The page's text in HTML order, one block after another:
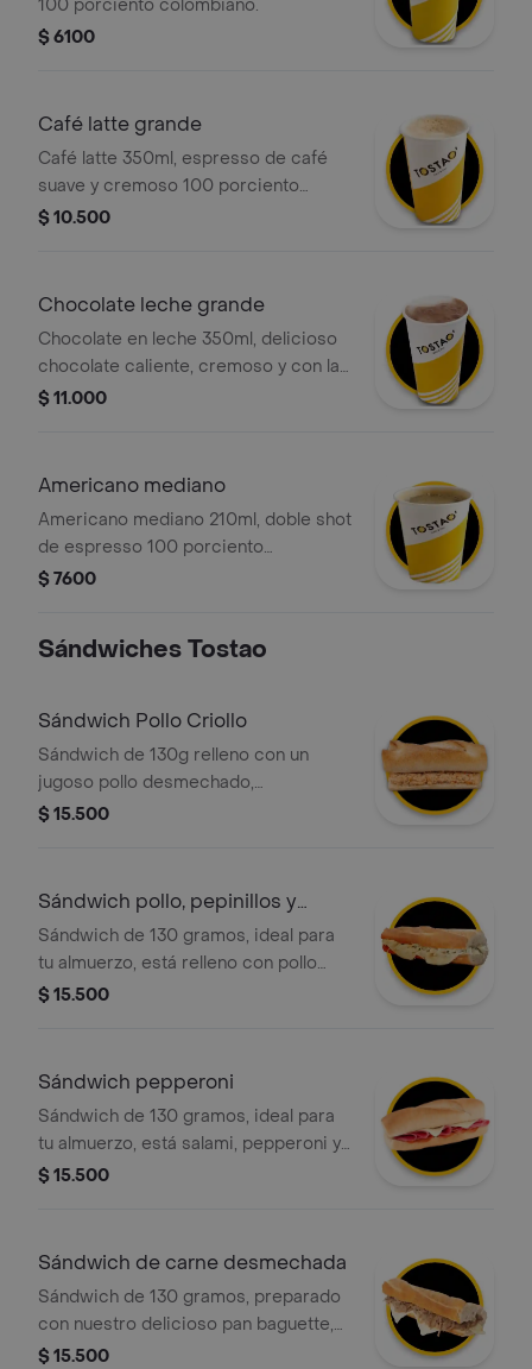
100 porciento colombiano.
$ 6100
Café latte grande
Café latte 350ml, espresso de café
suave y cremoso 100 porciento
colombiano con la cantidad justa de
$ 10.500
Chocolate leche grande
Chocolate en leche 350ml, delicioso
chocolate caliente, cremoso y con la
textura perfecta. preparado con leche
$ 11.000
Americano mediano
Americano mediano 210ml, doble shot
de espresso 100 porciento
colombiano, diluido con agua. sabor
$ 7600
Sándwiches Tostao
Sándwich Pollo Criollo
Sándwich de 130g relleno con un
jugoso pollo desmechado,
perfectamente sazonado al estilo
crujiente en cada mordisco.
$ 15.500
Sándwich pollo, pepinillos y
queso
Sándwich de 130 gramos, ideal para
tu almuerzo, está relleno con pollo
desmechado, pepinillos y queso.
$ 15.500
Sándwich pepperoni
Sándwich de 130 gramos, ideal para
tu almuerzo, está salami, pepperoni y
queso. además, el pan está
$ 15.500
Sándwich de carne desmechada
Sándwich de 130 gramos, preparado
con nuestro delicioso pan baguette,
relleno con carne de res desmechada
$ 15.500